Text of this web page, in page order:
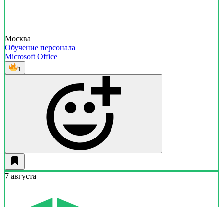
Москва
Обучение персонала
Microsoft Office
1
7 августа